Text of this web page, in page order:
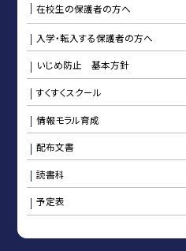
在校生の保護者の方へ
入学・転入する保護者の方へ
いじめ防止 基本方針
すくすくスクール
情報モラル育成
配布文書
読書科
予定表